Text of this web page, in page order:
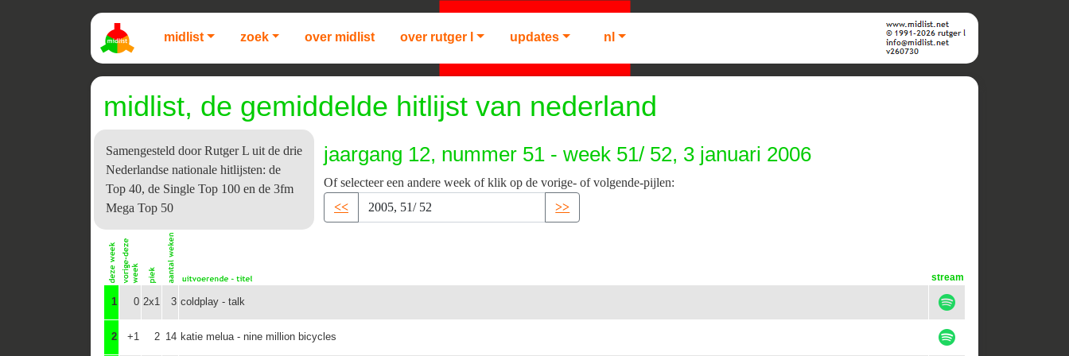
midlist zoek over midlist over rutger l updates nl
midlist, de gemiddelde hitlijst van nederland
Samengesteld door Rutger L uit de drie
Nederlandse nationale hitlijsten: de
Top 40, de Single Top 100 en de 3fm
Mega Top 50
jaargang 12, nummer 51 - week 51/ 52, 3 januari 2006
Of selecteer een andere week of klik op de vorige- of volgende-pijlen:
<<
>>
stream
1 0 2x1 3 coldplay - talk
2 +1 2 14 katie melua - nine million bicycles